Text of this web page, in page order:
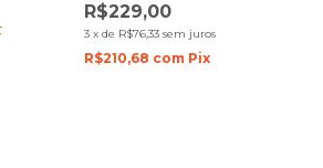
R$229,00
3 x de R$76,33 sem juros
R$210,68 com Pix